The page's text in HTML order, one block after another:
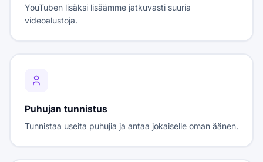
YouTuben lisäksi lisäämme jatkuvasti suuria
videoalustoja.
Puhujan tunnistus
Tunnistaa useita puhujia ja antaa jokaiselle oman äänen.